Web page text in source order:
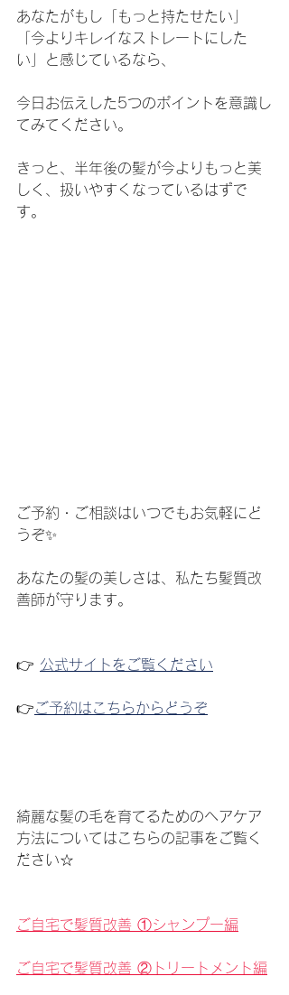
あなたがもし「もっと持たせたい」
「今よりキレイなストレートにした
い」と感じているなら、
今日お伝えした5つのポイントを意識し
てみてください。
きっと、半年後の髪が今よりもっと美
しく、扱いやすくなっているはずで
す。
ご予約・ご相談はいつでもお気軽にど
うぞ✨
あなたの髪の美しさは、私たち髪質改
善師が守ります。
👉 公式サイトをご覧ください
👉ご予約はこちらからどうぞ
綺麗な髪の毛を育てるためのヘアケア
方法についてはこちらの記事をご覧く
ださい☆
ご自宅で髪質改善 ①シャンプー編
ご自宅で髪質改善 ②トリートメント編